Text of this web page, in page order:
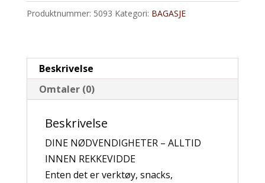
Produktnummer: 5093 Kategori: BAGASJE
Beskrivelse
Omtaler (0)
Beskrivelse
DINE NØDVENDIGHETER – ALLTID
INNEN REKKEVIDDE
Enten det er verktøy, snacks,